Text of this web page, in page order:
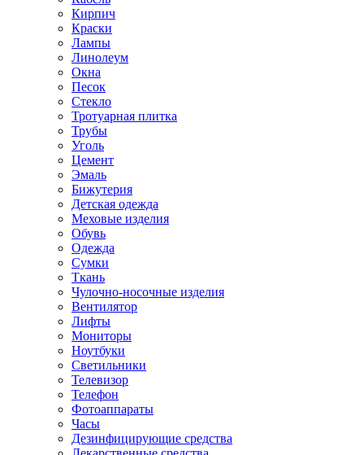
Кирпич
Краски
Лампы
Линолеум
Окна
Песок
Стекло
Тротуарная плитка
Трубы
Уголь
Цемент
Эмаль
Бижутерия
Детская одежда
Меховые изделия
Обувь
Одежда
Сумки
Ткань
Чулочно-носочные изделия
Вентилятор
Лифты
Мониторы
Ноутбуки
Светильники
Телевизор
Телефон
Фотоаппараты
Часы
Дезинфицирующие средства